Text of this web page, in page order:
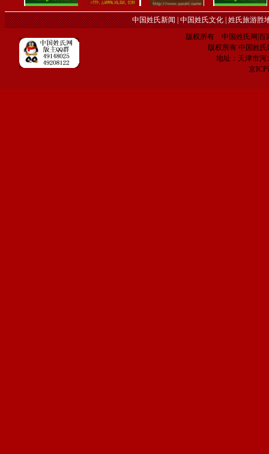
中国姓氏新闻|中国姓氏文化|姓氏旅游胜
版权所有 中国姓氏网|百
版权所有 中国姓氏
地址：天津市河
京ICP